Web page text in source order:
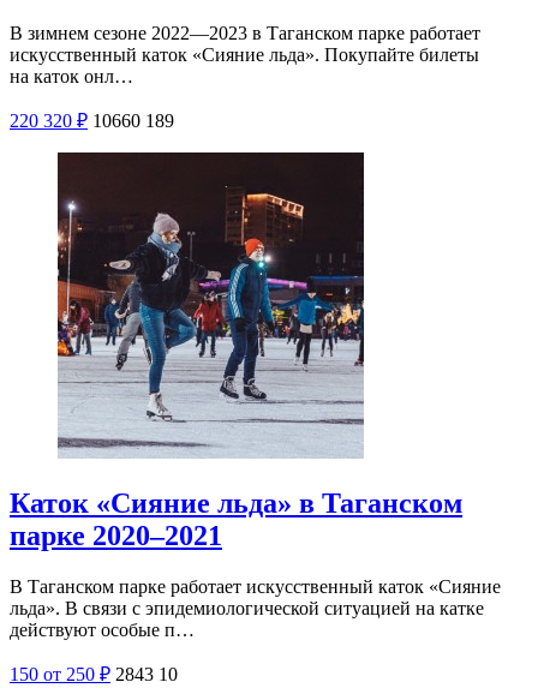
В зимнем сезоне 2022—2023 в Таганском парке работает
искусственный каток «Сияние льда». Покупайте билеты
на каток онл…
220 320 ₽ 10660 189
Каток «Сияние льда» в Таганском
парке 2020–2021
В Таганском парке работает искусственный каток «Сияние
льда». В связи с эпидемиологической ситуацией на катке
действуют особые п…
150 от 250 ₽ 2843 10